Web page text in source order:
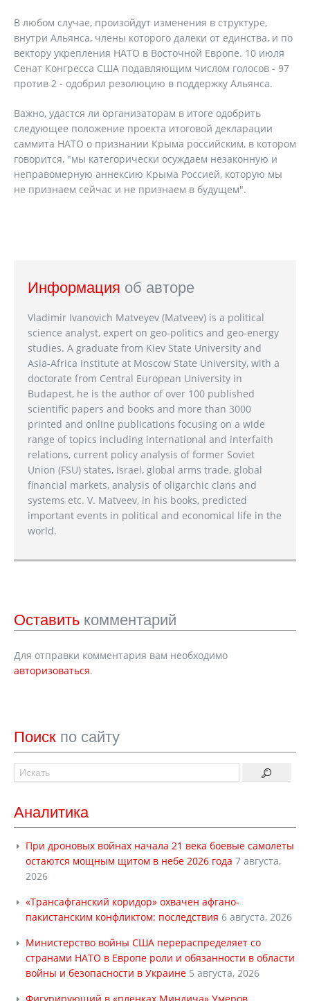
В любом случае, произойдут изменения в структуре,
внутри Альянса, члены которого далеки от единства, и по
вектору укрепления НАТО в Восточной Европе. 10 июля
Сенат Конгресса США подавляющим числом голосов - 97
против 2 - одобрил резолюцию в поддержку Альянса.
Важно, удастся ли организаторам в итоге одобрить
следующее положение проекта итоговой декларации
саммита НАТО о признании Крыма российским, в котором
говорится, "мы категорически осуждаем незаконную и
неправомерную аннексию Крыма Россией, которую мы
не признаем сейчас и не признаем в будущем".
Информация об авторе
Vladimir Ivanovich Matveyev (Matveev) is a political
science analyst, expert on geo-politics and geo-energy
studies. A graduate from Kiev State University and
Asia-Africa Institute at Moscow State University, with a
doctorate from Central European University in
Budapest, he is the author of over 100 published
scientific papers and books and more than 3000
printed and online publications focusing on a wide
range of topics including international and interfaith
relations, current policy analysis of former Soviet
Union (FSU) states, Israel, global arms trade, global
financial markets, analysis of oligarchic clans and
systems etc. V. Matveev, in his books, predicted
important events in political and economical life in the
world.
Оставить комментарий
Для отправки комментария вам необходимо
авторизоваться.
Поиск по сайту
Аналитика
При дроновых войнах начала 21 века боевые самолеты
остаются мощным щитом в небе 2026 года 7 августа,
2026
«Трансафганский коридор» охвачен афгано-
пакистанским конфликтом: последствия 6 августа, 2026
Министерство войны США перераспределяет со
странами НАТО в Европе роли и обязанности в области
войны и безопасности в Украине 5 августа, 2026